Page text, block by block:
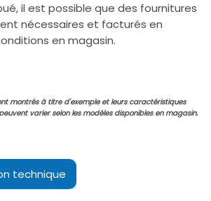
il est possible que des fournitures
nécessaires et facturés en
en magasin.
montrés à titre d'exemple et leurs caractéristiques
varier selon les modèles disponibles en magasin.
technique